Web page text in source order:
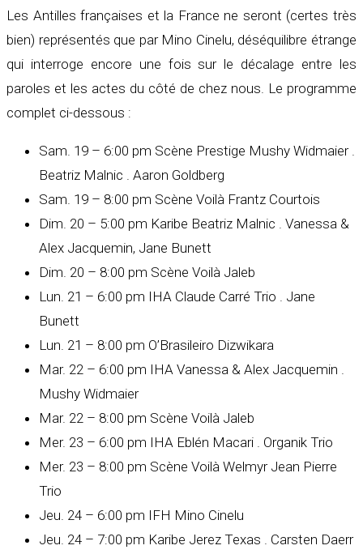
Les Antilles françaises et la France ne seront (certes très
bien) représentés que par Mino Cinelu, déséquilibre étrange
qui interroge encore une fois sur le décalage entre les
paroles et les actes du côté de chez nous. Le programme
complet ci-dessous :
Sam. 19 – 6:00 pm Scène Prestige Mushy Widmaier .
Beatriz Malnic . Aaron Goldberg
Sam. 19 – 8:00 pm Scène Voilà Frantz Courtois
Dim. 20 – 5:00 pm Karibe Beatriz Malnic . Vanessa &
Alex Jacquemin, Jane Bunett
Dim. 20 – 8:00 pm Scène Voilà Jaleb
Lun. 21 – 6:00 pm IHA Claude Carré Trio . Jane
Bunett
Lun. 21 – 8:00 pm O’Brasileiro Dizwikara
Mar. 22 – 6:00 pm IHA Vanessa & Alex Jacquemin .
Mushy Widmaier
Mar. 22 – 8:00 pm Scène Voilà Jaleb
Mer. 23 – 6:00 pm IHA Eblén Macari . Organik Trio
Mer. 23 – 8:00 pm Scène Voilà Welmyr Jean Pierre
Trio
Jeu. 24 – 6:00 pm IFH Mino Cinelu
Jeu. 24 – 7:00 pm Karibe Jerez Texas . Carsten Daerr